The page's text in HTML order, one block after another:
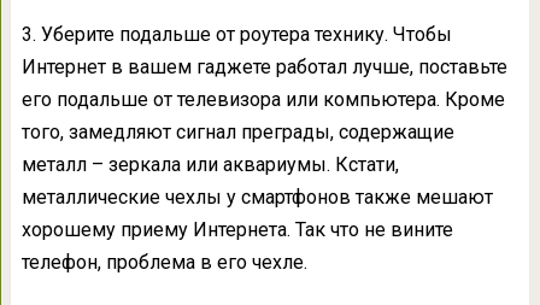
3. Уберите подальше от роутера технику. Чтобы
Интернет в вашем гаджете работал лучше, поставьте
его подальше от телевизора или компьютера. Кроме
того, замедляют сигнал преграды, содержащие
металл – зеркала или аквариумы. Кстати,
металлические чехлы у смартфонов также мешают
хорошему приему Интернета. Так что не вините
телефон, проблема в его чехле.